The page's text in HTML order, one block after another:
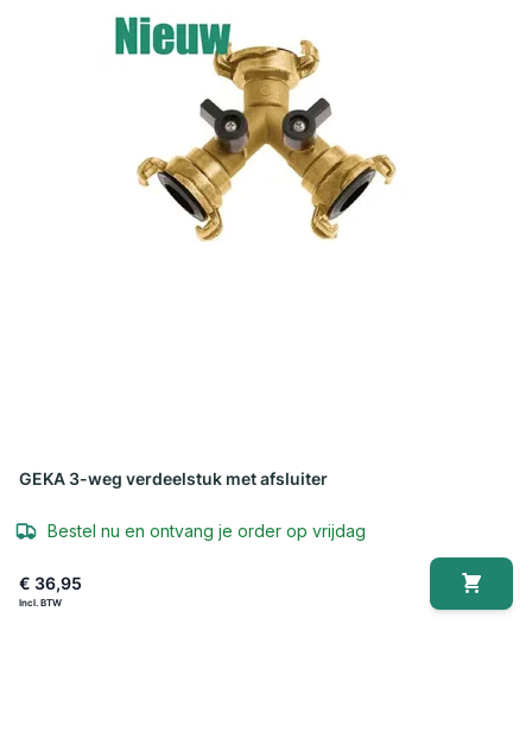
GEKA 3-weg verdeelstuk met afsluiter
Bestel nu en ontvang je order op vrijdag
€ 36,95